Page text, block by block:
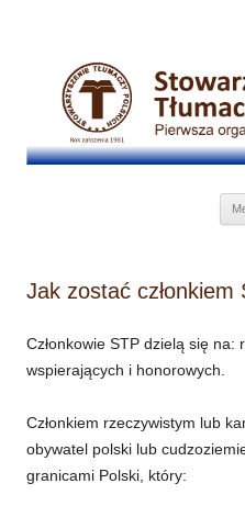
Jak zostać członkiem
Członkowie STP dzielą się na:
wspierających i honorowych.
Członkiem rzeczywistym lub
obywatel polski lub
granicami Polski, który: